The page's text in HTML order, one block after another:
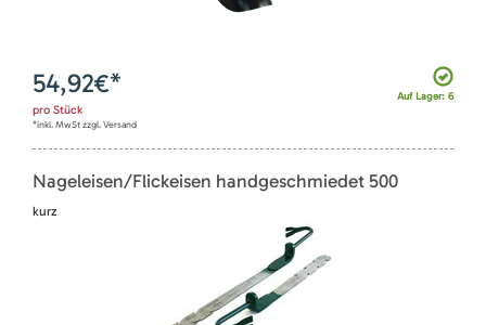
Auf Lager: 6
54,92€*
pro Stück
*inkl. MwSt zzgl. Versand
Nageleisen/Flickeisen handgeschmiedet 500
kurz